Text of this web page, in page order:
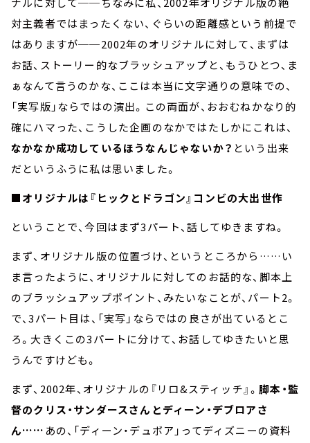
対主義者ではまったくない、ぐらいの距離感という前提で
はありますが──2002年のオリジナルに対して、まずは
お話、ストーリー的なブラッシュアップと、もうひとつ、ま
ぁなんて言うのかな、ここは本当に文字通りの意味での、
「実写版」ならではの演出。この両面が、おおむねかなり的
確にハマった、こうした企画のなかではたしかにこれは、
なかなか成功しているほうなんじゃないか？ という出来
だというふうに私は思いました。
■オリジナルは『ヒックとドラゴン』コンビの大出世作
ということで、今回はまず3パート、話してゆきますね。
まず、オリジナル版の位置づけ、というところから……い
ま言ったように、オリジナルに対してのお話的な、脚本上
のブラッシュアップポイント、みたいなことが、パート2。
で、3パート目は、「実写」ならではの良さが出ているとこ
ろ。大きくこの3パートに分けて、お話してゆきたいと思
うんですけども。
まず、2002年、オリジナルの『リロ&スティッチ』。脚本・監
督のクリス・サンダースさんとディーン・デブロアさ
ん…… あの、「ディーン・デュボア」ってディズニーの資料